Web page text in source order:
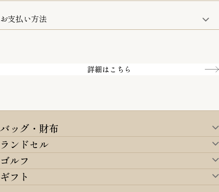
お取寄せ商品を除く
5,500円(税込)以上で全国送料無料となります。
お支払い方法
詳細はこちら
バッグ・財布
バッグ・財布TOP
すべてを見る
アイテムから選ぶ
ランドセル
ランドセルTOP
すべてを見る
ゴルフ
ゴルフTOP
ギフト